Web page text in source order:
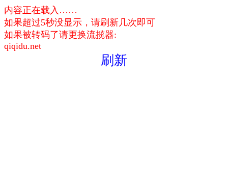
内容正在载入……
如果超过5秒没显示，请刷新几次即可
如果被转码了请更换流揽器:
qiqidu.net
刷新